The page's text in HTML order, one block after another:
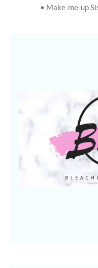
• Make-me-up